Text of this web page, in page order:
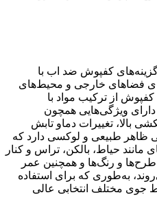
گزینه‌های کفپوش ضد اب با
فضاهای خارجی و محیط‌های
از ترکیب مواد با
ویژگی‌هایی همچون
بالا، تغییرات دماو تابش
ظاهر طبیعی و لوکسی دارد که
حیاط، بالکن، تراس و کنار
و رنگ‌ها و همچنین عمر
به‌طوری که برای استفاده
جوی مختلف انتخابی عالی